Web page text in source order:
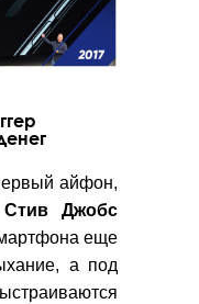
айфон,
Стив
Джобс
еще
а под